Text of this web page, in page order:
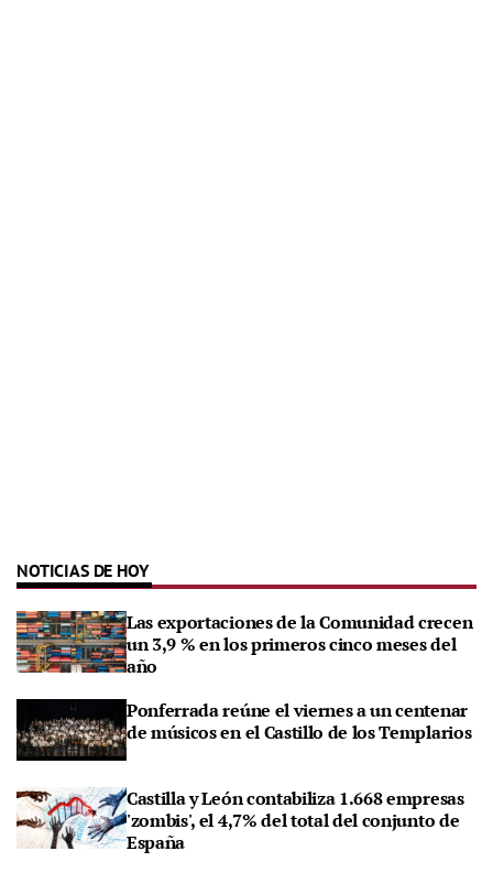
NOTICIAS DE HOY
Las exportaciones de la Comunidad crecen
un 3,9 % en los primeros cinco meses del
año
Ponferrada reúne el viernes a un centenar
de músicos en el Castillo de los Templarios
Castilla y León contabiliza 1.668 empresas
'zombis', el 4,7% del total del conjunto de
España